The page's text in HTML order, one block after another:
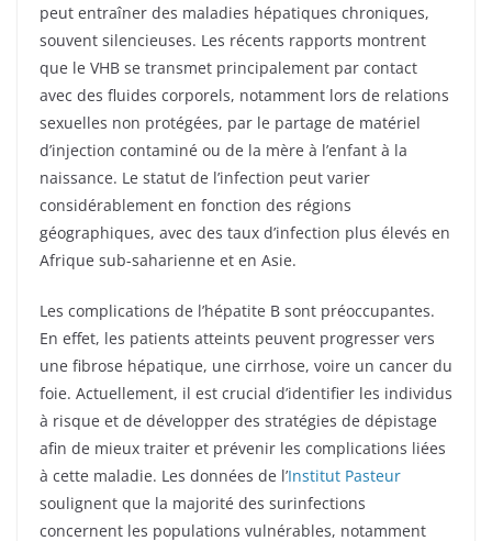
peut entraîner des maladies hépatiques chroniques,
souvent silencieuses. Les récents rapports montrent
que le VHB se transmet principalement par contact
avec des fluides corporels, notamment lors de relations
sexuelles non protégées, par le partage de matériel
d’injection contaminé ou de la mère à l’enfant à la
naissance. Le statut de l’infection peut varier
considérablement en fonction des régions
géographiques, avec des taux d’infection plus élevés en
Afrique sub-saharienne et en Asie.
Les complications de l’hépatite B sont préoccupantes.
En effet, les patients atteints peuvent progresser vers
une fibrose hépatique, une cirrhose, voire un cancer du
foie. Actuellement, il est crucial d’identifier les individus
à risque et de développer des stratégies de dépistage
afin de mieux traiter et prévenir les complications liées
à cette maladie. Les données de l’Institut Pasteur
soulignent que la majorité des surinfections
concernent les populations vulnérables, notamment